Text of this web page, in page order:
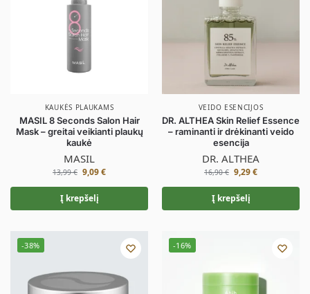
KAUKĖS PLAUKAMS
MASIL 8 Seconds Salon Hair
Mask – greitai veikianti plaukų
kaukė
MASIL
13,99€ 9,09€
Į krepšelį
VEIDO ESENCIJOS
DR. ALTHEA Skin Relief Essence
– raminanti ir drėkinanti veido
esencija
DR. ALTHEA
16,90€ 9,29€
Į krepšelį
-38% -16%